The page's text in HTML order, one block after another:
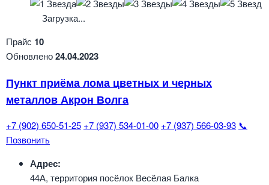
Загрузка...
Прайс 10
Обновлено24.04.2023
Пункт приёма лома цветных и черных
металлов Акрон Волга
+7 (902) 650-51-25 +7 (937) 534-01-00 +7 (937) 566-03-93 📞
Позвонить
Адрес:
44А, территория посёлок Весёлая Балка